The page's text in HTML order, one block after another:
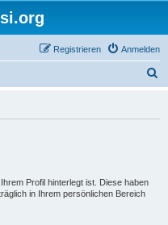
Anmelden
Registrieren
Profil hinterlegt ist. Diese haben
in Ihrem persönlichen Bereich